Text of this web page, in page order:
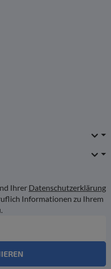
Ihrer Datenschutzerklärung
Informationen zu Ihrem